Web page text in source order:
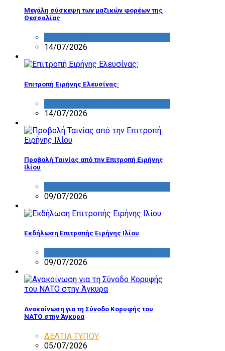
Μεγάλη σύσκεψη των μαζικών φορέων της
Θεσσαλίας
14/07/2026
Επιτροπή Ειρήνης Ελευσίνας:
14/07/2026
Προβολή Ταινίας από την Επιτροπή Ειρήνης
Ιλίου
09/07/2026
Εκδήλωση Επιτροπής Ειρήνης Ιλίου
09/07/2026
Ανακοίνωση για τη Σύνοδο Κορυφής του
ΝΑΤΟ στην Άγκυρα
ΔΕΛΤΙΑ ΤΥΠΟΥ
05/07/2026